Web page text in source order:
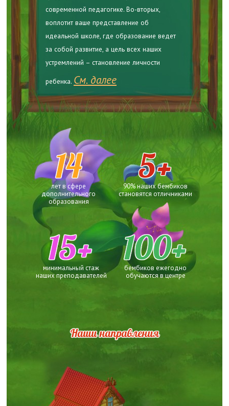
современной педагогике. Во-вторых,
воплотит ваше представление об
идеальной школе, где образование ведет
за собой развитие, а цель всех наших
устремлений – становление личности
ребенка. См. далее
14
лет в сфере
дополнительного
образования
5+
90% наших бембиков
становятся отличниками
15+
минимальный стаж
наших преподавателей
100+
бембиков ежегодно
обучаются в центре
Наши направления